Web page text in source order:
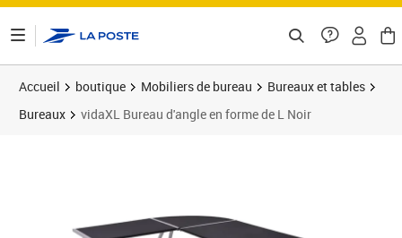
Accueil boutique Mobiliers de bureau
Bureaux et tables
Bureaux
vidaXL Bureau d'angle en forme de L Noir